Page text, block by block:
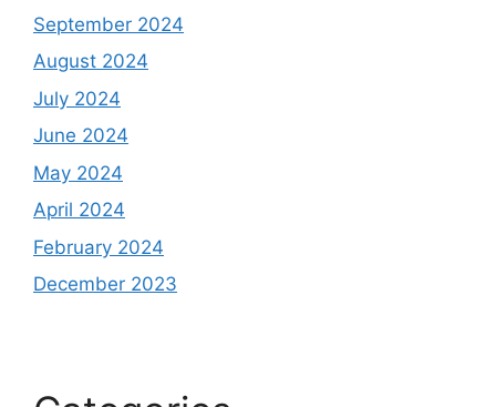
September 2024
August 2024
July 2024
June 2024
May 2024
April 2024
February 2024
December 2023